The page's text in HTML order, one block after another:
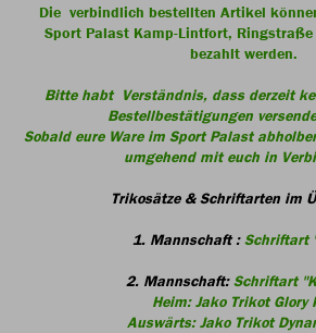
Die verbindlich bestellten Artikel
Sport Palast Kamp-Lintfort,
bezahlt werden.
Bitte habt Verständnis, dass derzeit
Bestellbestätigungen
Sobald eure Ware im Sport Palast
umgehend mit euch in
Trikosätze & Schriftarten im
1. Mannschaft : Schriftart
2. Mannschaft: Schriftart
Heim: Jako Trikot Glory
Auswärts: Jako Trikot